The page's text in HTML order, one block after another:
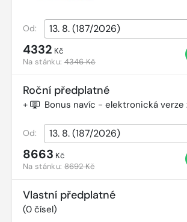
Od:
4332 Kč
Na stánku:4346 Kč
Roční předplatné
+ Bonus navíc - elektronická verze
Od:
8663 Kč
Na stánku:8692 Kč
Vlastní předplatné
(0 čísel)